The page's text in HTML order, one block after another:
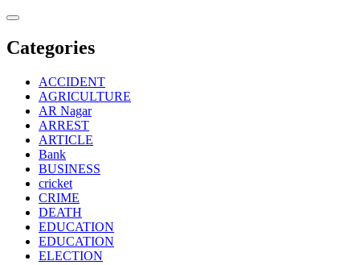
Skip
content
Categories
ACCIDENT
AGRICULTURE
AR Nagar
ARREST
ARTICLE
Bank
BUSINESS
cricket
CRIME
DEATH
EDUCATION
EDUCATION
ELECTION